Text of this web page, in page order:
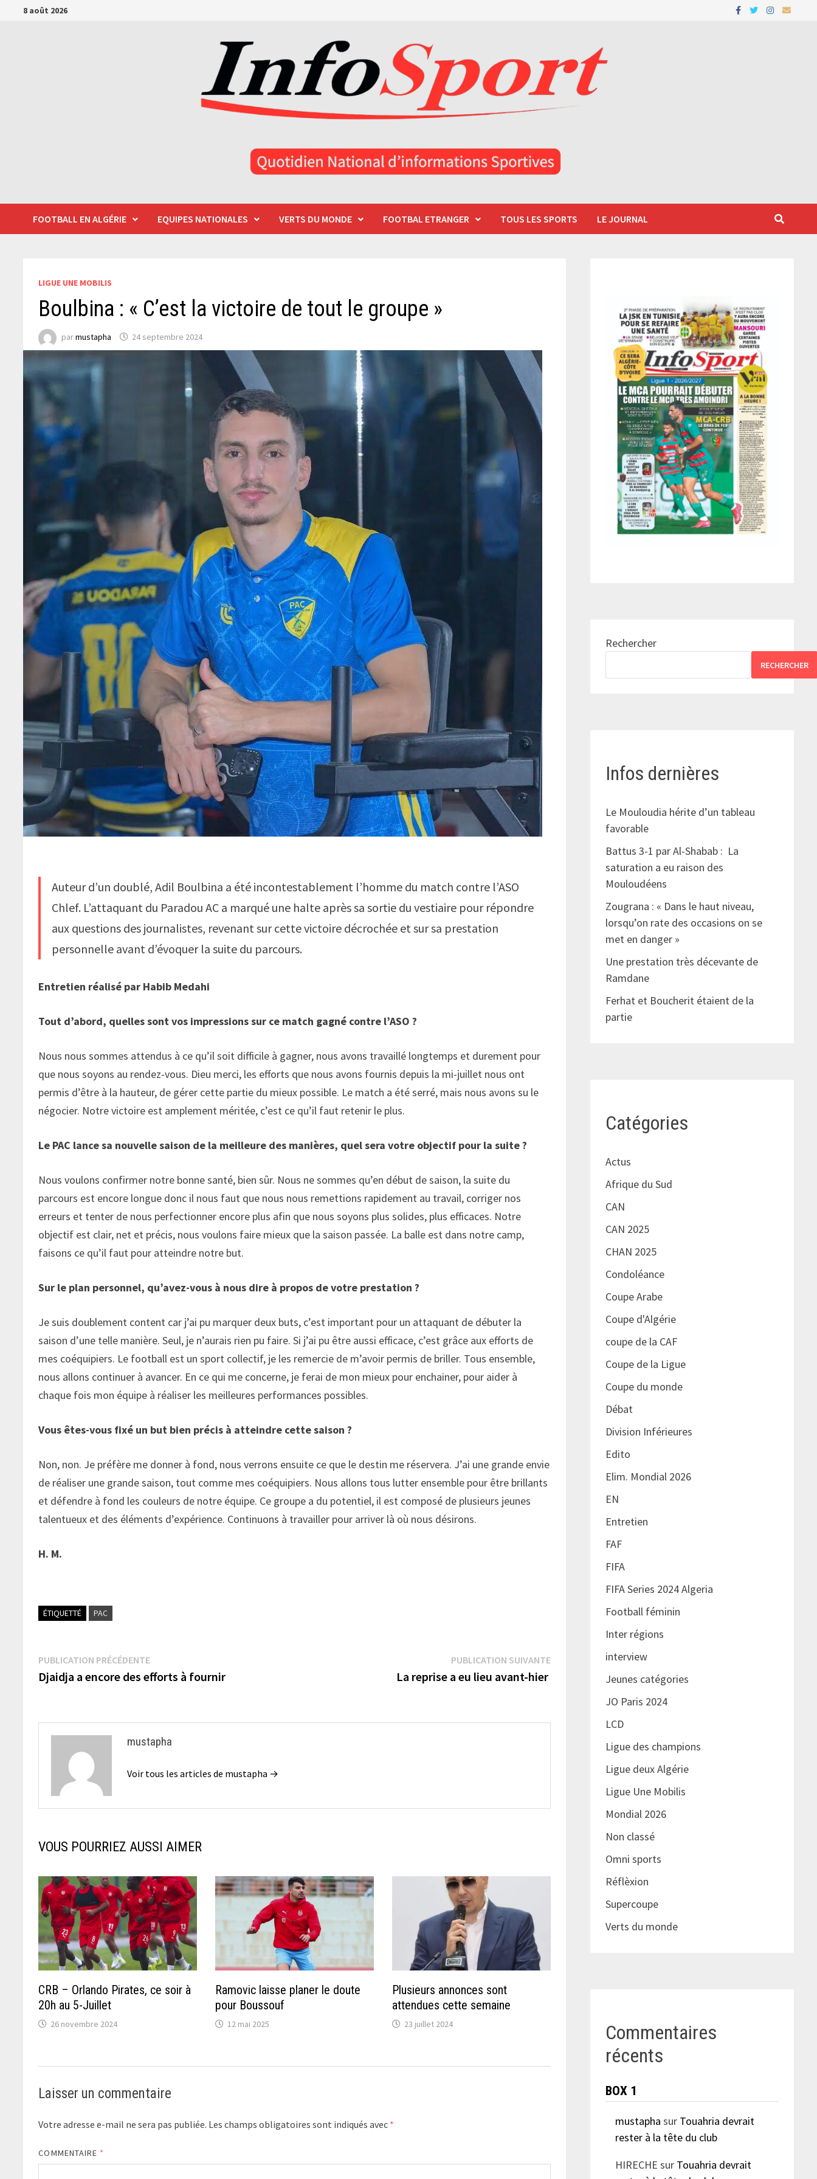
Passer8 août 2026
FOOTBALL EN ALGÉRIE EQUIPES NATIONALES VERTS DU MONDE FOOTBAL ETRANGER TOUS LES SPORTS LE JOURNAL
LIGUE UNE MOBILIS
Boulbina : « C’est la victoire de tout le groupe »
parmustapha 24 septembre 2024
Auteur d’un doublé, Adil Boulbina a été incontestablement l’homme du match contre l’ASO
Chlef. L’attaquant du Paradou AC a marqué une halte après sa sortie du vestiaire pour répondre
aux questions des journalistes, revenant sur cette victoire décrochée et sur sa prestation
personnelle avant d’évoquer la suite du parcours.
Entretien réalisé par Habib Medahi
Tout d’abord, quelles sont vos impressions sur ce match gagné contre l’ASO ?
Nous nous sommes attendus à ce qu’il soit difficile à gagner, nous avons travaillé longtemps et durement pour
que nous soyons au rendez-vous. Dieu merci, les efforts que nous avons fournis depuis la mi-juillet nous ont
permis d’être à la hauteur, de gérer cette partie du mieux possible. Le match a été serré, mais nous avons su le
négocier. Notre victoire est amplement méritée, c’est ce qu’il faut retenir le plus.
Le PAC lance sa nouvelle saison de la meilleure des manières, quel sera votre objectif pour la suite ?
Nous voulons confirmer notre bonne santé, bien sûr. Nous ne sommes qu’en début de saison, la suite du
parcours est encore longue donc il nous faut que nous nous remettions rapidement au travail, corriger nos
erreurs et tenter de nous perfectionner encore plus afin que nous soyons plus solides, plus efficaces. Notre
objectif est clair, net et précis, nous voulons faire mieux que la saison passée. La balle est dans notre camp,
faisons ce qu’il faut pour atteindre notre but.
Sur le plan personnel, qu’avez-vous à nous dire à propos de votre prestation ?
Je suis doublement content car j’ai pu marquer deux buts, c’est important pour un attaquant de débuter la
saison d’une telle manière. Seul, je n’aurais rien pu faire. Si j’ai pu être aussi efficace, c’est grâce aux efforts de
mes coéquipiers. Le football est un sport collectif, je les remercie de m’avoir permis de briller. Tous ensemble,
nous allons continuer à avancer. En ce qui me concerne, je ferai de mon mieux pour enchainer, pour aider à
chaque fois mon équipe à réaliser les meilleures performances possibles.
Vous êtes-vous fixé un but bien précis à atteindre cette saison ?
Non, non. Je préfère me donner à fond, nous verrons ensuite ce que le destin me réservera. J’ai une grande envie
de réaliser une grande saison, tout comme mes coéquipiers. Nous allons tous lutter ensemble pour être brillants
et défendre à fond les couleurs de notre équipe. Ce groupe a du potentiel, il est composé de plusieurs jeunes
talentueux et des éléments d’expérience. Continuons à travailler pour arriver là où nous désirons.
H. M.
ÉTIQUETTÉ PAC
Navigation
de
PUBLICATION PRÉCÉDENTEPublication
précédente :
Djaidja a encore des efforts à fournir
PUBLICATION SUIVANTEPublication
La reprise a eu lieu avant-hier
mustapha
Voir tous les articles de mustapha →
VOUS POURRIEZ AUSSI AIMER
CRB – Orlando Pirates, ce soir à
20h au 5-Juillet
26 novembre 2024
Ramovic laisse planer le doute
pour Boussouf
12 mai 2025
Plusieurs annonces sont
attendues cette semaine
23 juillet 2024
Laisser un commentaire
Votre adresse e-mail ne sera pas publiée. Les champs obligatoires sont indiqués avec *
COMMENTAIRE *
Rechercher
RECHERCHER
Infos dernières
Le Mouloudia hérite d’un tableau
favorable
Battus 3-1 par Al-Shabab : La
saturation a eu raison des
Mouloudéens
Zougrana : « Dans le haut niveau,
lorsqu’on rate des occasions on se
met en danger »
Une prestation très décevante de
Ramdane
Ferhat et Boucherit étaient de la
partie
Catégories
Actus
Afrique du Sud
CAN
CAN 2025
CHAN 2025
Condoléance
Coupe Arabe
Coupe d'Algérie
coupe de la CAF
Coupe de la Ligue
Coupe du monde
Débat
Division Inférieures
Edito
Elim. Mondial 2026
EN
Entretien
FAF
FIFA
FIFA Series 2024 Algeria
Football féminin
Inter régions
interview
Jeunes catégories
JO Paris 2024
LCD
Ligue des champions
Ligue deux Algérie
Ligue Une Mobilis
Mondial 2026
Non classé
Omni sports
Réflèxion
Supercoupe
Verts du monde
Commentaires
récents
BOX 1
mustapha sur Touahria devrait
rester à la tête du club
HIRECHE sur Touahria devrait